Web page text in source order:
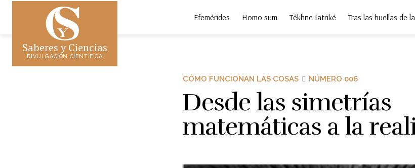
Saberes y Ciencias
DIVULGACIÓN CIENTÍFICA
Efemérides Homo sum Tékhne Iatriké Tras las huellas de
CÓMO FUNCIONAN LAS COSAS NÚMERO 006
Desde las simetrías
matemáticas a la